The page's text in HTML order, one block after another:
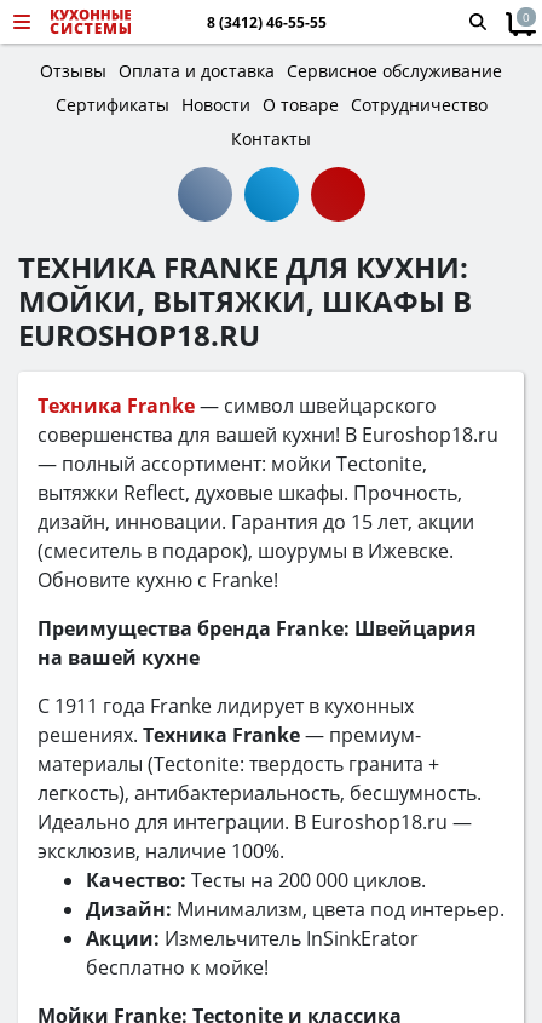
8 (3412) 46-55-55 0
Отзывы Оплата и доставка Сервисное обслуживание
Сертификаты
Новости О товаре Сотрудничество
Контакты
ТЕХНИКА FRANKE ДЛЯ КУХНИ:
МОЙКИ, ВЫТЯЖКИ, ШКАФЫ В
EUROSHOP18.RU
Техника Franke— символ швейцарского
совершенства для вашей кухни! В Euroshop18.ru
— полный ассортимент: мойки Tectonite,
вытяжки Reflect, духовые шкафы. Прочность,
дизайн, инновации. Гарантия до 15 лет, акции
(смеситель в подарок), шоурумы в Ижевске.
Обновите кухню с Franke!
Преимущества бренда Franke: Швейцария
на вашей кухне
С 1911 года Franke лидирует в кухонных
решениях. Техника Franke— премиум-
материалы (Tectonite: твердость гранита +
легкость), антибактериальность, бесшумность.
Идеально для интеграции. В Euroshop18.ru —
эксклюзив, наличие 100%.
Качество: Тесты на 200 000 циклов.
Дизайн: Минимализм, цвета под интерьер.
Акции: Измельчитель InSinkErator
бесплатно к мойке!
Мойки Franke: Tectonite и классика